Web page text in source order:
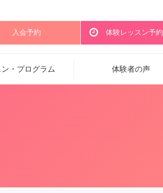
入会予約 体験レッスン予約
ン・プログラム 体験者の声